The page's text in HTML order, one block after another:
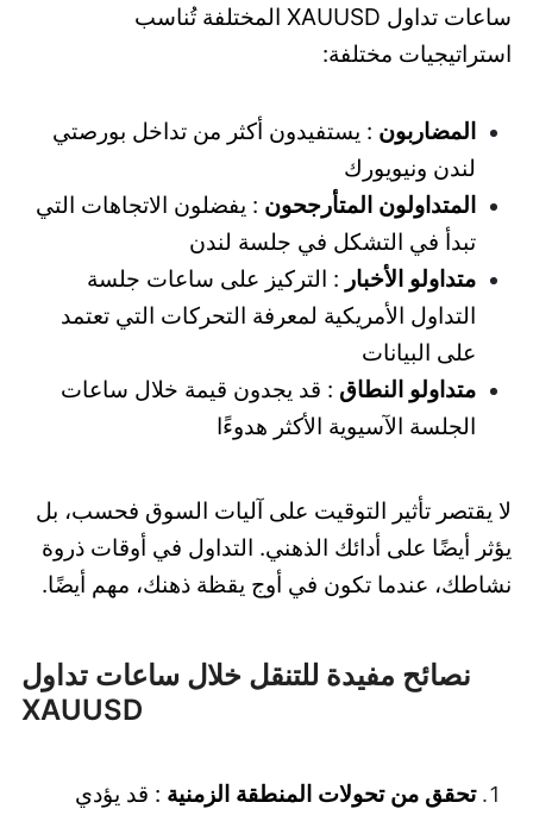
ساعات تداول XAUUSD المختلفة تُناسب
استراتيجيات مختلفة:
المضاربون : يستفيدون أكثر من تداخل بورصتي
لندن ونيويورك
المتداولون المتأرجحون : يفضلون الاتجاهات التي
تبدأ في التشكل في جلسة لندن
متداولو الأخبار : التركيز على ساعات جلسة
التداول الأمريكية لمعرفة التحركات التي تعتمد
على البيانات
متداولو النطاق : قد يجدون قيمة خلال ساعات
الجلسة الآسيوية الأكثر هدوءًا
لا يقتصر تأثير التوقيت على آليات السوق فحسب، بل
يؤثر أيضًا على أدائك الذهني. التداول في أوقات ذروة
نشاطك، عندما تكون في أوج يقظة ذهنك، مهم أيضًا.
نصائح مفيدة للتنقل خلال ساعات تداول
XAUUSD
تحقق من تحولات المنطقة الزمنية : قد يؤدي